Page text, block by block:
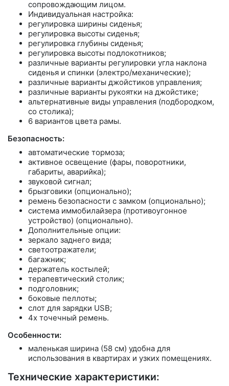
сопровождающим лицом.
Индивидуальная настройка:
регулировка ширины сиденья;
регулировка высоты сиденья;
регулировка глубины сиденья;
регулировка высоты подлокотников;
различные варианты регулировки угла наклона
сиденья и спинки (электро/механические);
различные варианты джойстиков управления;
различные варианты рукоятки на джойстике;
альтернативные виды управления (подбородком,
со столика);
6 вариантов цвета рамы.
Безопасность:
автоматические тормоза;
активное освещение (фары, поворотники,
габариты, аварийка);
звуковой сигнал;
брызговики (опционально);
ремень безопасности с замком (опционально);
система иммобилайзера (противоугонное
устройство) (опционально).
Дополнительные опции:
зеркало заднего вида;
светоотражатели;
багажник;
держатель костылей;
терапевтический столик;
подголовник;
боковые пеллоты;
слот для зарядки USB;
4х точечный ремень.
Особенности:
маленькая ширина (58 см) удобна для
использования в квартирах и узких помещениях.
Технические характеристики: